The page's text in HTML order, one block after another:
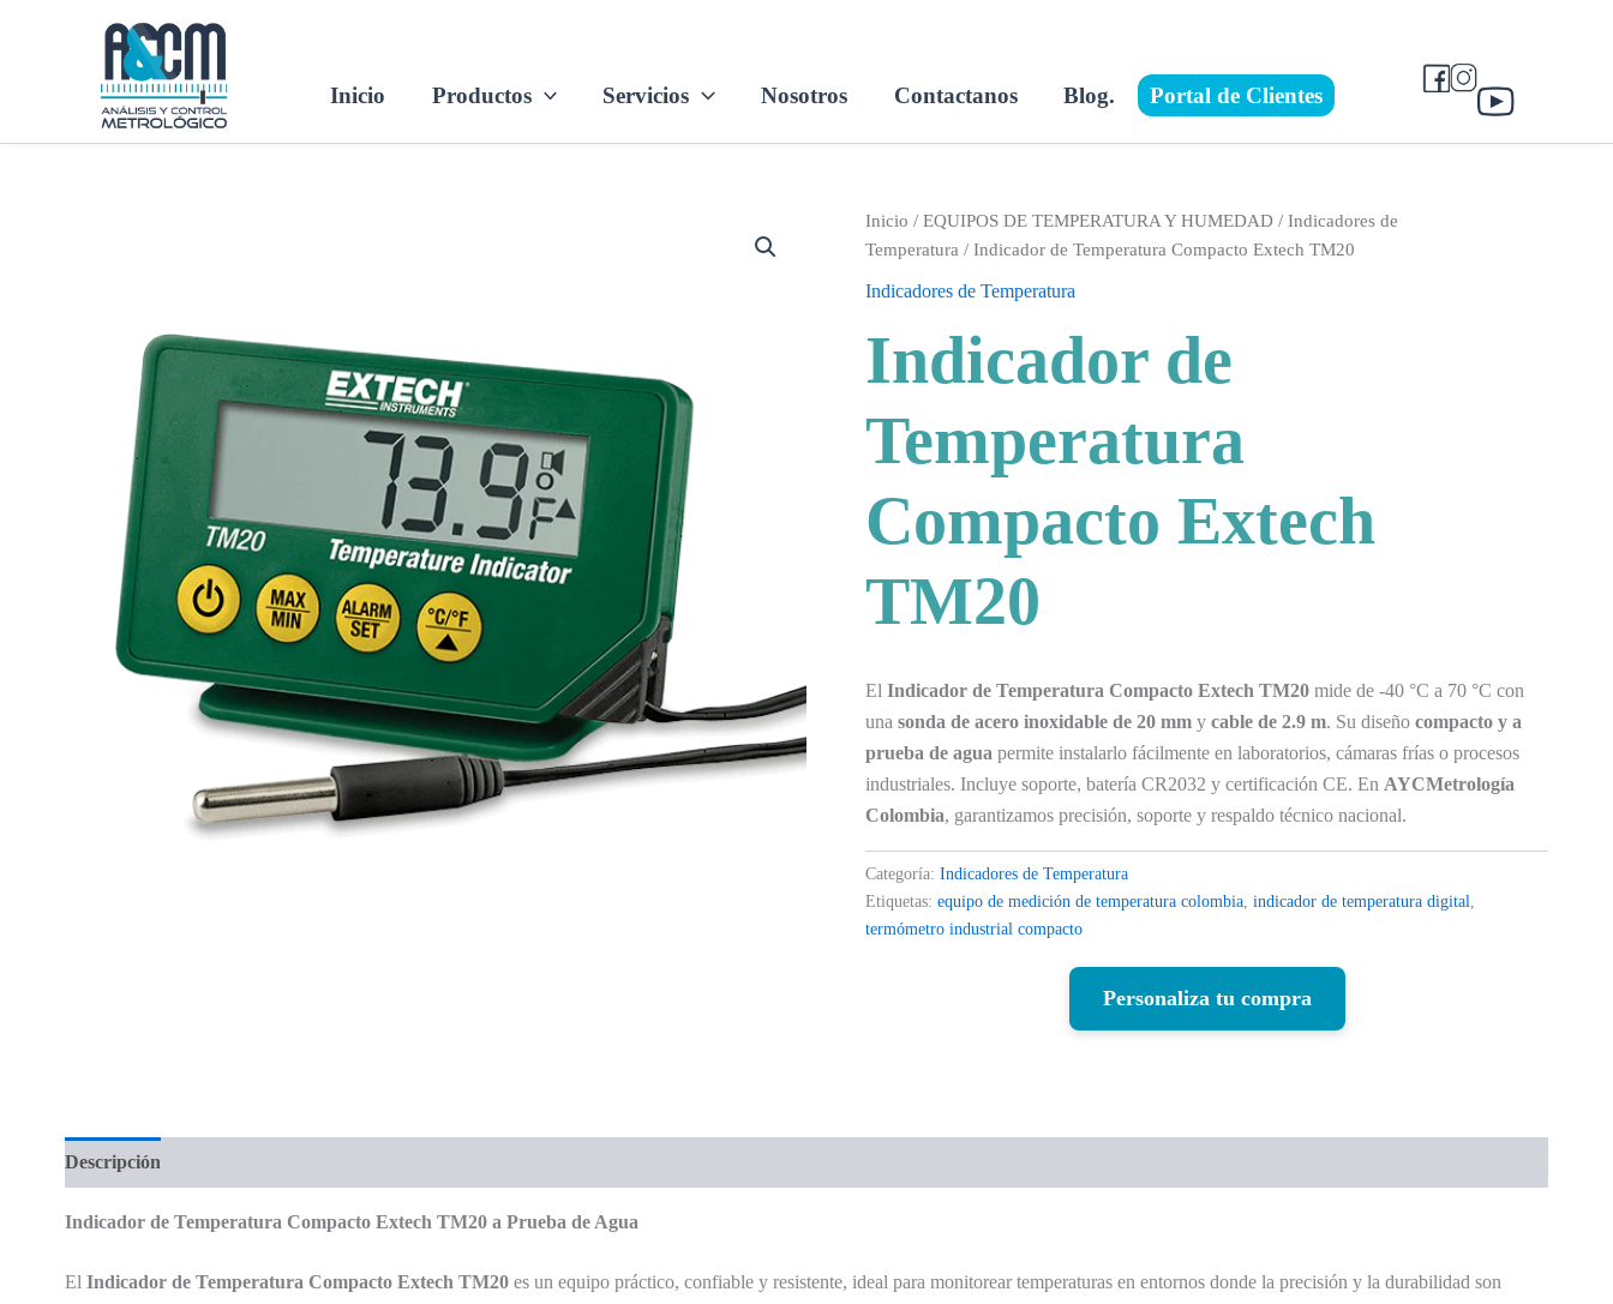
Inicio Productos Servicios Nosotros Contactanos Blog. Portal de Clientes
Inicio /EQUIPOS DE TEMPERATURA Y HUMEDAD /Indicadores de
Temperatura / Indicador de Temperatura Compacto Extech TM20
Indicadores de Temperatura
Indicador de
Temperatura
Compacto Extech
TM20
ElIndicador de Temperatura Compacto Extech TM20 mide de -40 °C a 70 °C con
unasonda de acero inoxidable de 20 mm ycable de 2.9 m. Su diseñocompacto y a
prueba de agua permite instalarlo fácilmente en laboratorios, cámaras frías o procesos
industriales. Incluye soporte, batería CR2032 y certificación CE. En AYCMetrología
Colombia, garantizamos precisión, soporte y respaldo técnico nacional.
Categoría:Indicadores de Temperatura
Etiquetas:equipo de medición de temperatura colombia ,indicador de temperatura digital
termómetro industrial compacto
Personaliza tu compra
Descripción
Indicador de Temperatura Compacto Extech TM20 a Prueba de Agua
El Indicador de Temperatura Compacto Extech TM20es un equipo práctico, confiable y resistente, ideal para monitorear temperaturas en entornos donde la precisión y la durabilidad son